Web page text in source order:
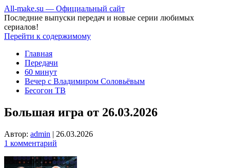
All-make.su — Официальный сайт
Последние выпуски передач и новые серии любимых
сериалов!
Перейти к содержимому
Главная
Передачи
60 минут
Вечер с Владимиром Соловьёвым
Бесогон ТВ
Большая игра от 26.03.2026
Автор: admin | 26.03.2026
1 комментарий